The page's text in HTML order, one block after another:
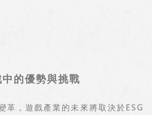
的優勢與挑戰
革，遊戲產業的未來將取決於ESG